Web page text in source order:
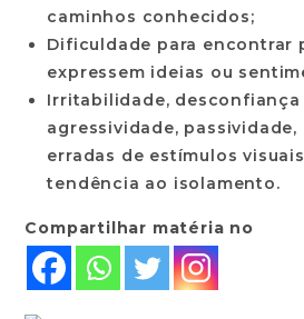
caminhos conhecidos;
Dificuldade para encontrar
expressem ideias ou
Irritabilidade,
agressividade,
erradas de estímulos
tendência ao isolamento.
Compartilhar matéria no